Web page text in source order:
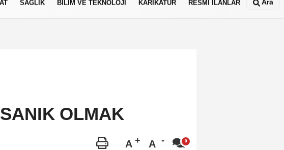
SAĞLIK BİLİM VE TEKNOLOJİ KARİKATÜR RESMİ İLANLAR Ara
OLMAK
A A